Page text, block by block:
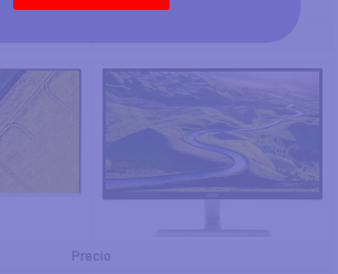
Modelo
Precio